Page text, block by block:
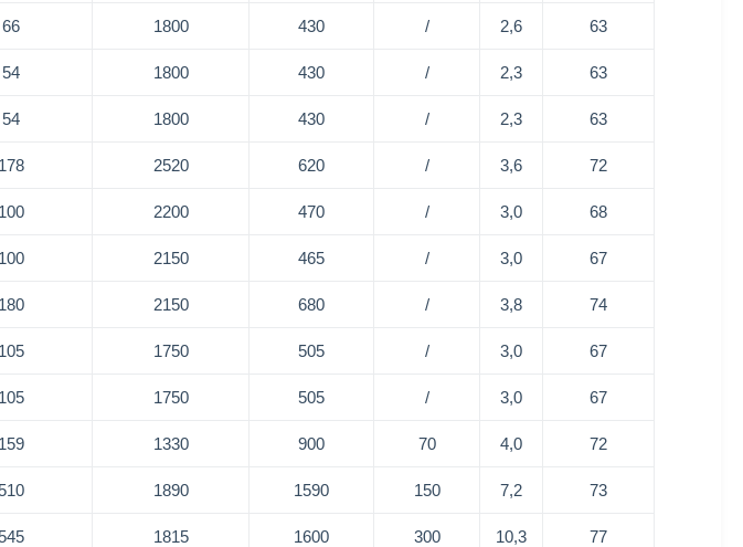
66 1800 430 / 2,6 63
54 1800 430 / 2,3 63
54 1800 430 / 2,3 63
178 2520 620 / 3,6 72
100 2200 470 / 3,0 68
100 2150 465 / 3,0 67
180 2150 680 / 3,8 74
105 1750 505 / 3,0 67
105 1750 505 / 3,0 67
159 1330 900 70 4,0 72
1890 1590 150 7,2 73
1815 1600 300 10,3 77